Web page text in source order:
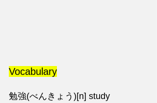
Vocabulary
勉強(べんきょう)[n] study